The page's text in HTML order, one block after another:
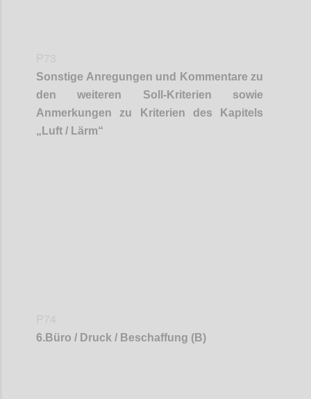
Sonstige Anregungen und Kommentare zu
den weiteren Soll-Kriterien sowie
Anmerkungen zu Kriterien des Kapitels
„ Luft / Lärm“
6.Büro / Druck / Beschaffung (B)